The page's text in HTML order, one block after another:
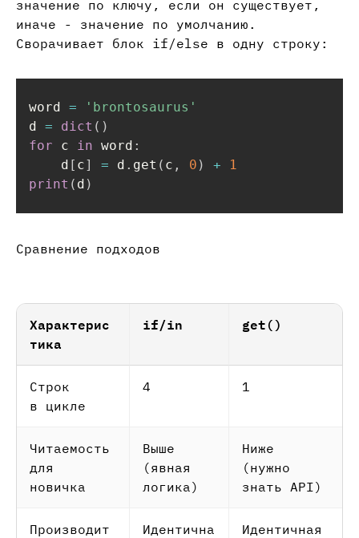
значение по ключу, если он существует,
иначе - значение по умолчанию.
Сворачивает блок if/else в одну строку:
word =
'brontosaurus'
d = dict ( )
for c in word :
    d
[ c] = d . get ( c , 0 ) +
1
print ( d )
Сравнение подходов
Характерис
тика
if/in get()
Строк
в цикле
4 1
Читаемость
для
новичка
Выше
(явная
логика)
Ниже
(нужно
знать API)
Производит
Идентична
Идентичная